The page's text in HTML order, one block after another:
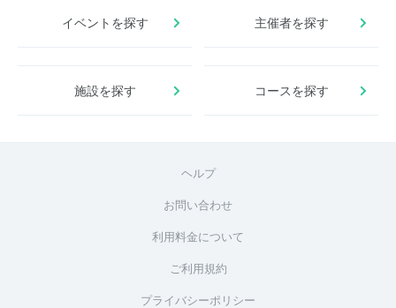
イベントを探す 主催者を探す
施設を探す コースを探す
ヘルプ
お問い合わせ
利用料金について
ご利用規約
プライバシーポリシー